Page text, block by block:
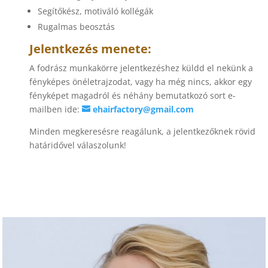
Segítőkész, motiváló kollégák
Rugalmas beosztás
Jelentkezés menete:
A fodrász munkakörre jelentkezéshez küldd el nekünk a
fényképes önéletrajzodat, vagy ha még nincs, akkor egy
fényképet magadról és néhány bemutatkozó sort e-
mailben ide:
ehairfactory@gmail.com
Minden megkeresésre reagálunk, a jelentkezőknek rövid
határidővel válaszolunk!